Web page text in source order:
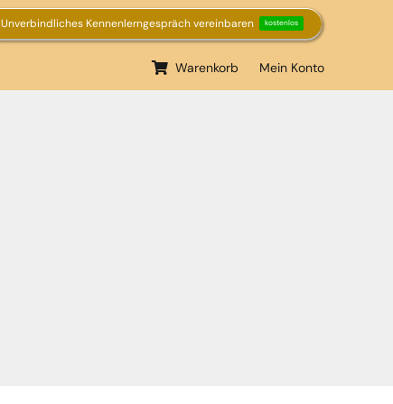
Unverbindliches Kennenlerngespräch vereinbaren kostenlos
Warenkorb Mein Konto